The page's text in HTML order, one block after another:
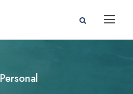
Personal